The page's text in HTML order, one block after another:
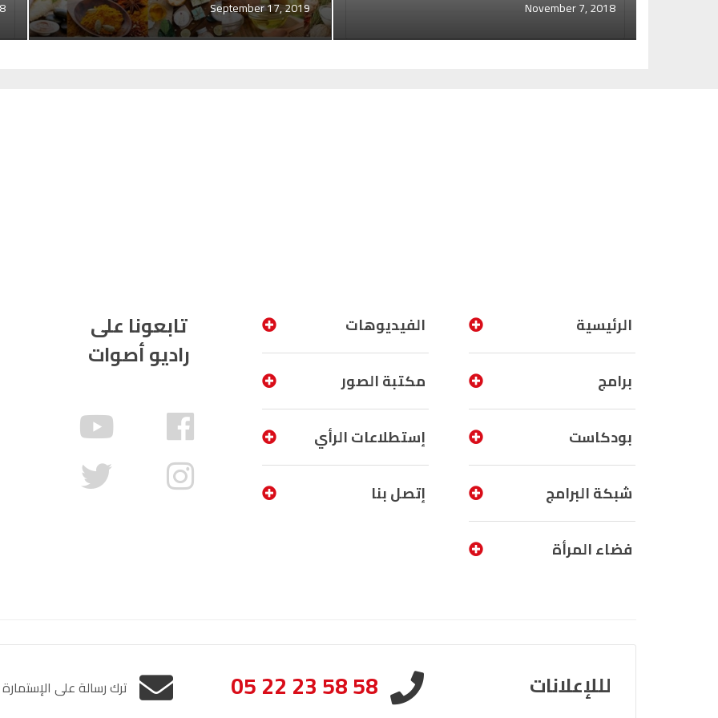
November 7, 2018
September 17, 2019
تابعونا على
راديو أصوات
الفيديوهات
مكتبة الصور
إستطلاعات الرأي
إتصل بنا
الرئيسية
برامج
بودكاست
شبكة البرامج
فضاء المرأة
لللإعلانات 05 22 23 58 58 ترك رسالة على الإستمارة